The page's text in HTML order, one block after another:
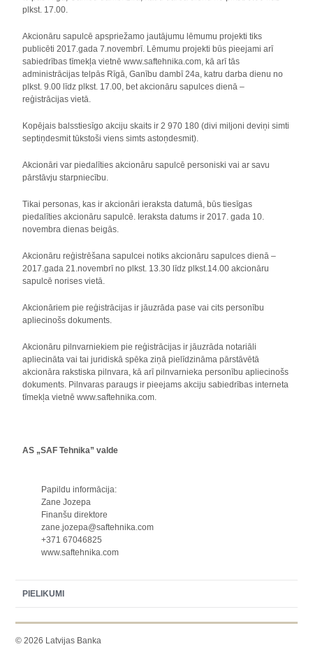
plkst. 17.00.
Akcionāru sapulcē apspriežamo jautājumu lēmumu projekti tiks
publicēti 2017.gada 7.novembrī. Lēmumu projekti būs pieejami arī
sabiedrības tīmekļa vietnē www.saftehnika.com, kā arī tās
administrācijas telpās Rīgā, Ganību dambī 24a, katru darba dienu no
plkst. 9.00 līdz plkst. 17.00, bet akcionāru sapulces dienā –
reģistrācijas vietā.
Kopējais balsstiesīgo akciju skaits ir 2 970 180 (divi miljoni deviņi simti
septiņdesmit tūkstoši viens simts astoņdesmit).
Akcionāri var piedalīties akcionāru sapulcē personiski vai ar savu
pārstāvju starpniecību.
Tikai personas, kas ir akcionāri ieraksta datumā, būs tiesīgas
piedalīties akcionāru sapulcē. Ieraksta datums ir 2017. gada 10.
novembra dienas beigās.
Akcionāru reģistrēšana sapulcei notiks akcionāru sapulces dienā –
2017.gada 21.novembrī no plkst. 13.30 līdz plkst.14.00 akcionāru
sapulcē norises vietā.
Akcionāriem pie reģistrācijas ir jāuzrāda pase vai cits personību
apliecinošs dokuments.
Akcionāru pilnvarniekiem pie reģistrācijas ir jāuzrāda notariāli
apliecināta vai tai juridiskā spēka ziņā pielīdzināma pārstāvētā
akcionāra rakstiska pilnvara, kā arī pilnvarnieka personību apliecinošs
dokuments. Pilnvaras paraugs ir pieejams akciju sabiedrības interneta
tīmekļa vietnē www.saftehnika.com.
AS „SAF Tehnika” valde
Papildu informācija:
Zane Jozepa
Finanšu direktore
zane.jozepa@saftehnika.com
+371 67046825
www.saftehnika.com
PIELIKUMI
© 2026 Latvijas Banka